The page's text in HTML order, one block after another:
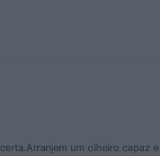
um olheiro capaz